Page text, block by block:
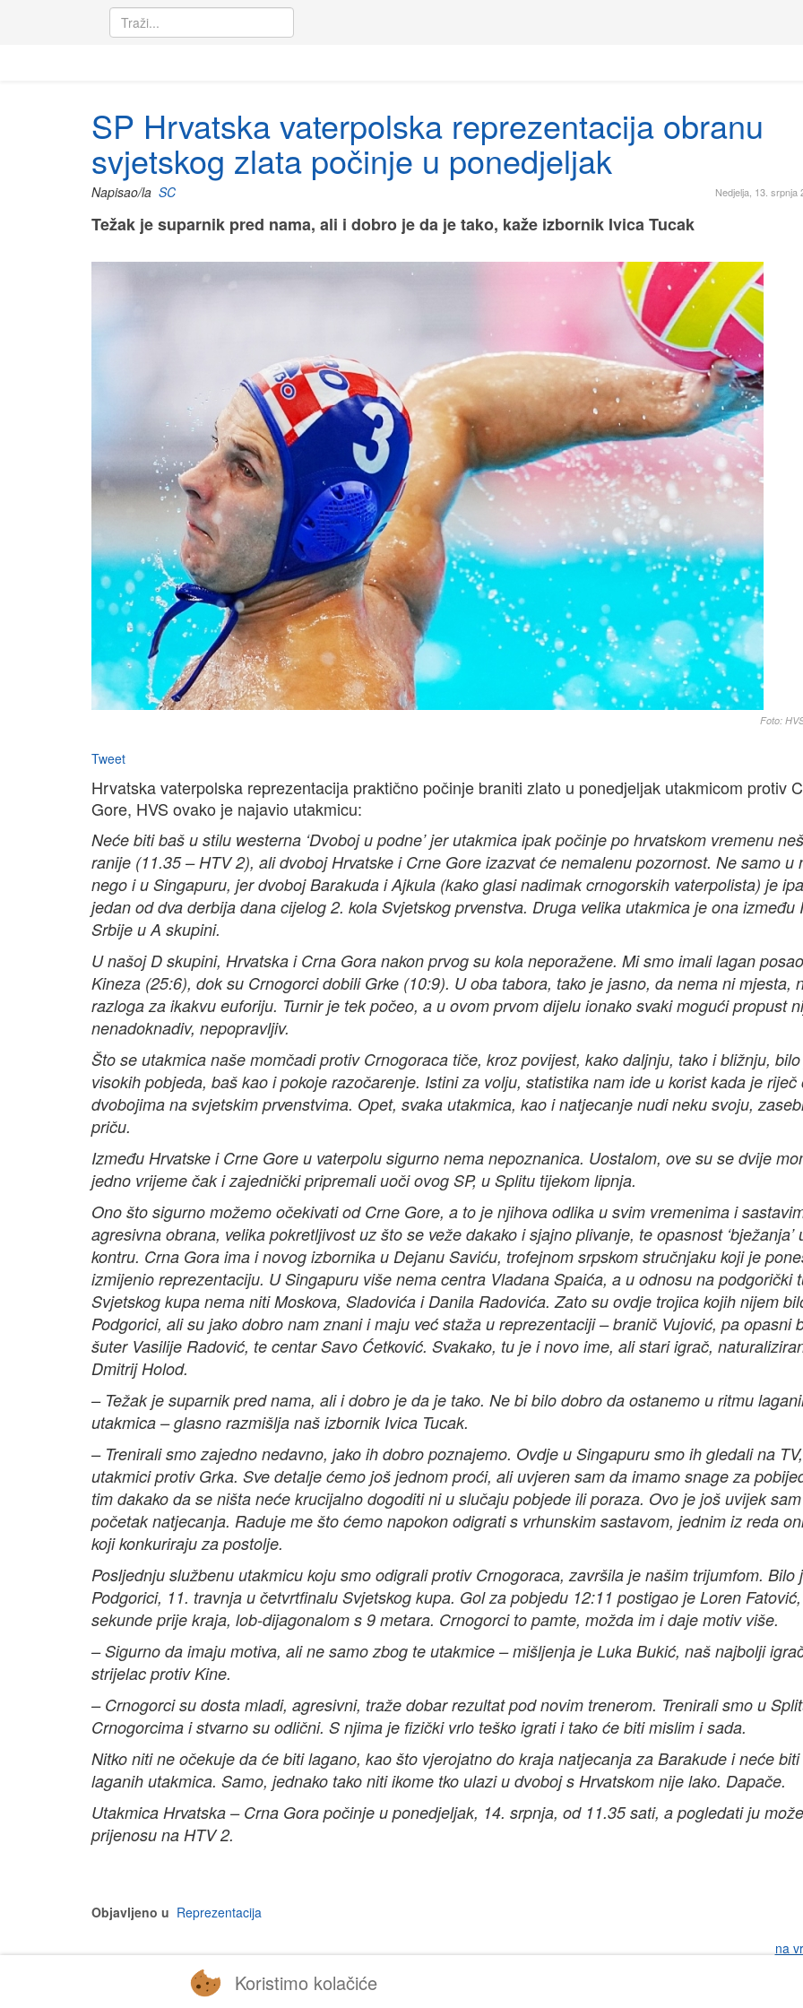
SP Hrvatska vaterpolska reprezentacija obranu
svjetskog zlata počinje u ponedjeljak
Nedjelja, 13. srpnja
Napisao/la SC
Težak je suparnik pred nama, ali i dobro je da je tako, kaže izbornik Ivica Tucak
Foto:
Tweet
Hrvatska vaterpolska reprezentacija praktično počinje braniti zlato u ponedjeljak utakmicom protiv
Gore, HVS ovako je najavio utakmicu:
Neće biti baš u stilu westerna ‘Dvoboj u podne’ jer utakmica ipak počinje po hrvatskom vremenu
ranije (11.35 – HTV 2), ali dvoboj Hrvatske i Crne Gore izazvat će nemalenu pozornost. Ne samo u
nego i u Singapuru, jer dvoboj Barakuda i Ajkula (kako glasi nadimak crnogorskih vaterpolista) je
jedan od dva derbija dana cijelog 2. kola Svjetskog prvenstva. Druga velika utakmica je ona između
Srbije u A skupini.
U našoj D skupini, Hrvatska i Crna Gora nakon prvog su kola neporažene. Mi smo imali lagan
Kineza (25:6), dok su Crnogorci dobili Grke (10:9). U oba tabora, tako je jasno, da nema ni mjesta,
razloga za ikakvu euforiju. Turnir je tek počeo, a u ovom prvom dijelu ionako svaki mogući propust
nenadoknadiv, nepopravljiv.
Što se utakmica naše momčadi protiv Crnogoraca tiče, kroz povijest, kako daljnju, tako i bližnju,
visokih pobjeda, baš kao i pokoje razočarenje. Istini za volju, statistika nam ide u korist kada je riječ
dvobojima na svjetskim prvenstvima. Opet, svaka utakmica, kao i natjecanje nudi neku svoju,
priču.
Između Hrvatske i Crne Gore u vaterpolu sigurno nema nepoznanica. Uostalom, ove su se dvije
jedno vrijeme čak i zajednički pripremali uoči ovog SP, u Splitu tijekom lipnja.
Ono što sigurno možemo očekivati od Crne Gore, a to je njihova odlika u svim vremenima i
agresivna obrana, velika pokretljivost uz što se veže dakako i sjajno plivanje, te opasnost ‘bježanja’
kontru. Crna Gora ima i novog izbornika u Dejanu Saviću, trofejnom srpskom stručnjaku koji je
izmijenio reprezentaciju. U Singapuru više nema centra Vladana Spaića, a u odnosu na podgorički
Svjetskog kupa nema niti Moskova, Sladovića i Danila Radovića. Zato su ovdje trojica kojih nijem
Podgorici, ali su jako dobro nam znani i maju već staža u reprezentaciji – branič Vujović, pa opasni
šuter Vasilije Radović, te centar Savo Ćetković. Svakako, tu je i novo ime, ali stari igrač,
Dmitrij Holod.
– Težak je suparnik pred nama, ali i dobro je da je tako. Ne bi bilo dobro da ostanemo u ritmu
utakmica – glasno razmišlja naš izbornik Ivica Tucak.
– Trenirali smo zajedno nedavno, jako ih dobro poznajemo. Ovdje u Singapuru smo ih gledali na
utakmici protiv Grka. Sve detalje ćemo još jednom proći, ali uvjeren sam da imamo snage za
tim dakako da se ništa neće krucijalno dogoditi ni u slučaju pobjede ili poraza. Ovo je još uvijek sam
početak natjecanja. Raduje me što ćemo napokon odigrati s vrhunskim sastavom, jednim iz reda
koji konkuriraju za postolje.
Posljednju službenu utakmicu koju smo odigrali protiv Crnogoraca, završila je našim trijumfom. Bilo
Podgorici, 11. travnja u četvrtfinalu Svjetskog kupa. Gol za pobjedu 12:11 postigao je Loren
sekunde prije kraja, lob-dijagonalom s 9 metara. Crnogorci to pamte, možda im i daje motiv više.
– Sigurno da imaju motiva, ali ne samo zbog te utakmice – mišljenja je Luka Bukić, naš najbolji
strijelac protiv Kine.
– Crnogorci su dosta mladi, agresivni, traže dobar rezultat pod novim trenerom. Trenirali smo u
Crnogorcima i stvarno su odlični. S njima je fizički vrlo teško igrati i tako će biti mislim i sada.
Nitko niti ne očekuje da će biti lagano, kao što vjerojatno do kraja natjecanja za Barakude i neće biti
laganih utakmica. Samo, jednako tako niti ikome tko ulazi u dvoboj s Hrvatskom nije lako. Dapače.
Utakmica Hrvatska – Crna Gora počinje u ponedjeljak, 14. srpnja, od 11.35 sati, a pogledati ju
prijenosu na HTV 2.
Objavljeno u Reprezentacija
na
Koristimo kolačiće